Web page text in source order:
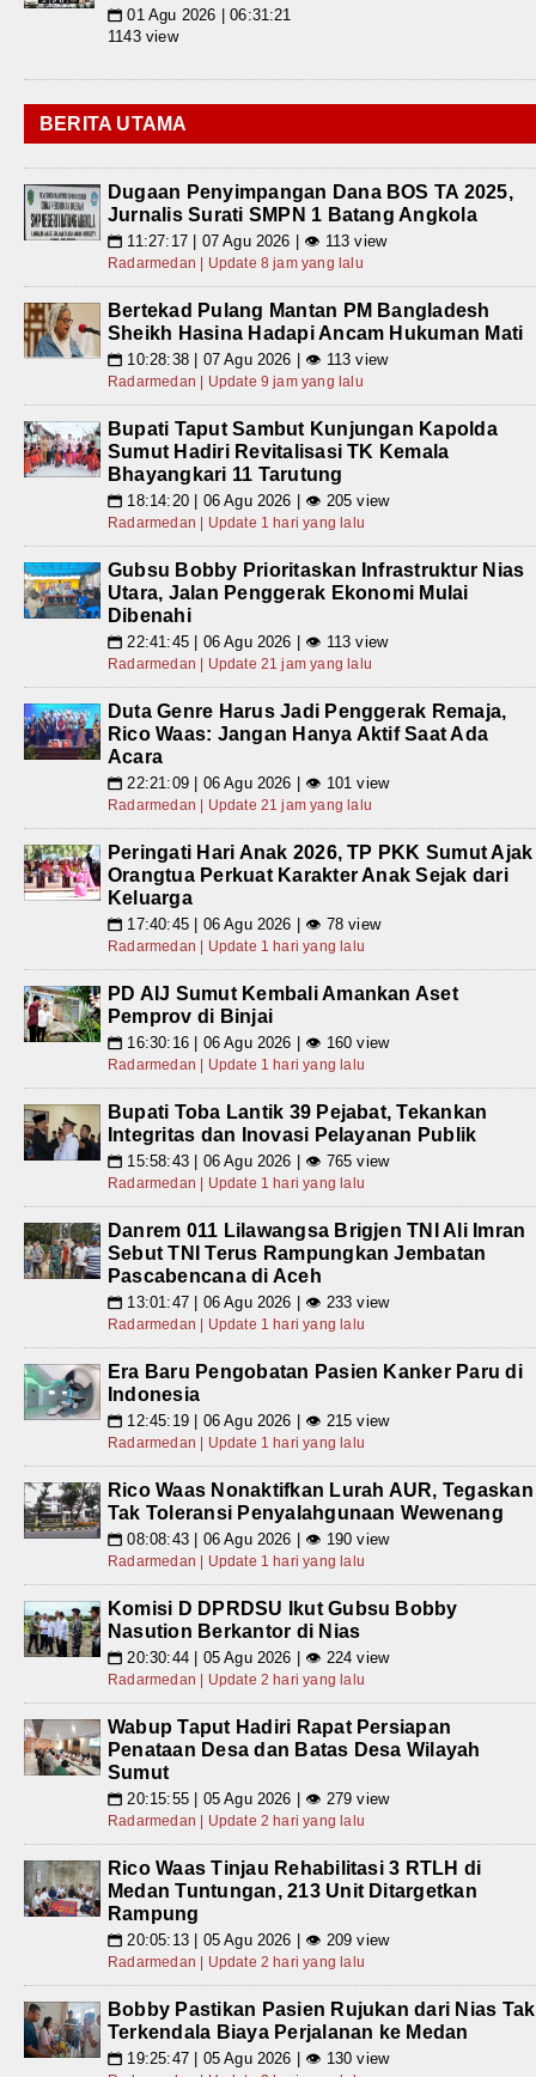
📅 01 Agu 2026 | 06:31:21
1143 view
BERITA UTAMA
Dugaan Penyimpangan Dana BOS TA 2025,
Jurnalis Surati SMPN 1 Batang Angkola
📅 11:27:17 | 07 Agu 2026 | 👁 113 view
Radarmedan | Update 8 jam yang lalu
Bertekad Pulang Mantan PM Bangladesh
Sheikh Hasina Hadapi Ancam Hukuman Mati
📅 10:28:38 | 07 Agu 2026 | 👁 113 view
Radarmedan | Update 9 jam yang lalu
Bupati Taput Sambut Kunjungan Kapolda
Sumut Hadiri Revitalisasi TK Kemala
Bhayangkari 11 Tarutung
📅 18:14:20 | 06 Agu 2026 | 👁 205 view
Radarmedan | Update 1 hari yang lalu
Gubsu Bobby Prioritaskan Infrastruktur Nias
Utara, Jalan Penggerak Ekonomi Mulai
Dibenahi
📅 22:41:45 | 06 Agu 2026 | 👁 113 view
Radarmedan | Update 21 jam yang lalu
Duta Genre Harus Jadi Penggerak Remaja,
Rico Waas: Jangan Hanya Aktif Saat Ada
Acara
📅 22:21:09 | 06 Agu 2026 | 👁 101 view
Radarmedan | Update 21 jam yang lalu
Peringati Hari Anak 2026, TP PKK Sumut Ajak
Orangtua Perkuat Karakter Anak Sejak dari
Keluarga
📅 17:40:45 | 06 Agu 2026 | 👁 78 view
Radarmedan | Update 1 hari yang lalu
PD AIJ Sumut Kembali Amankan Aset
Pemprov di Binjai
📅 16:30:16 | 06 Agu 2026 | 👁 160 view
Radarmedan | Update 1 hari yang lalu
Bupati Toba Lantik 39 Pejabat, Tekankan
Integritas dan Inovasi Pelayanan Publik
📅 15:58:43 | 06 Agu 2026 | 👁 765 view
Radarmedan | Update 1 hari yang lalu
Danrem 011 Lilawangsa Brigjen TNI Ali Imran
Sebut TNI Terus Rampungkan Jembatan
Pascabencana di Aceh
📅 13:01:47 | 06 Agu 2026 | 👁 233 view
Radarmedan | Update 1 hari yang lalu
Era Baru Pengobatan Pasien Kanker Paru di
Indonesia
📅 12:45:19 | 06 Agu 2026 | 👁 215 view
Radarmedan | Update 1 hari yang lalu
Rico Waas Nonaktifkan Lurah AUR, Tegaskan
Tak Toleransi Penyalahgunaan Wewenang
📅 08:08:43 | 06 Agu 2026 | 👁 190 view
Radarmedan | Update 1 hari yang lalu
Komisi D DPRDSU Ikut Gubsu Bobby
Nasution Berkantor di Nias
📅 20:30:44 | 05 Agu 2026 | 👁 224 view
Radarmedan | Update 2 hari yang lalu
Wabup Taput Hadiri Rapat Persiapan
Penataan Desa dan Batas Desa Wilayah
Sumut
📅 20:15:55 | 05 Agu 2026 | 👁 279 view
Radarmedan | Update 2 hari yang lalu
Rico Waas Tinjau Rehabilitasi 3 RTLH di
Medan Tuntungan, 213 Unit Ditargetkan
Rampung
📅 20:05:13 | 05 Agu 2026 | 👁 209 view
Radarmedan | Update 2 hari yang lalu
Bobby Pastikan Pasien Rujukan dari Nias Tak
Terkendala Biaya Perjalanan ke Medan
📅 19:25:47 | 05 Agu 2026 | 👁 130 view